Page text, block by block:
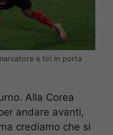
e tiri in porta
Alla Corea
andare avanti,
crediamo che si